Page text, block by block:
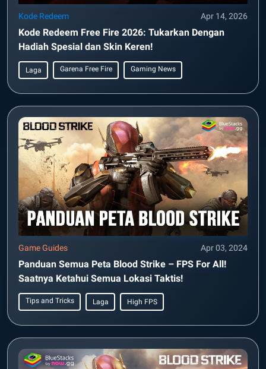
Kode Redeem Apr 14, 2026
Kode Redeem Free Fire 2026: Tukarkan Dengan
Hadiah Spesial dan Skin Keren!
Laga Garena Free Fire Gaming News
Game Guides Apr 03, 2024
Panduan Semua Peta Blood Strike – FPS For All!
Saatnya Ketahui Semua Lokasi Taktis!
Tips and Tricks Laga High FPS